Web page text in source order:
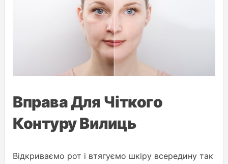
Вправа Для Чіткого
Контуру Вилиць
Відкриваємо рот і втягуємо шкіру всередину так